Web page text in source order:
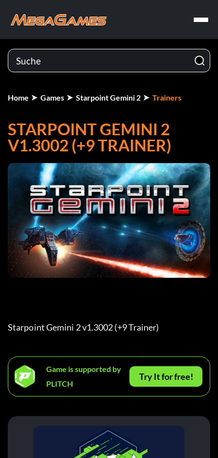
Home Games Starpoint Gemini 2 Trainers
STARPOINT GEMINI 2
V1.3002 (+9 TRAINER)
Starpoint Gemini 2 v1.3002 (+9 Trainer)
Game is supported by
PLITCH
Try It for free!